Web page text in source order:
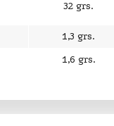
32 grs.
1,3 grs.
1,6 grs.